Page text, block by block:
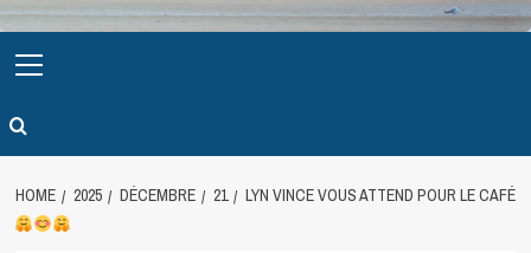
Menu
HOME 2025 DÉCEMBRE 21 LYN VINCE VOUS ATTEND POUR LE CAFÉ